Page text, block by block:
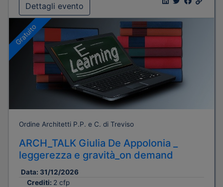
Dettagli evento
Gratuito
Ordine Architetti P.P. e C. di Treviso
ARCH_TALK Giulia De Appolonia _
leggerezza e gravità_on demand
Data: 31/12/2026
Crediti: 2 cfp